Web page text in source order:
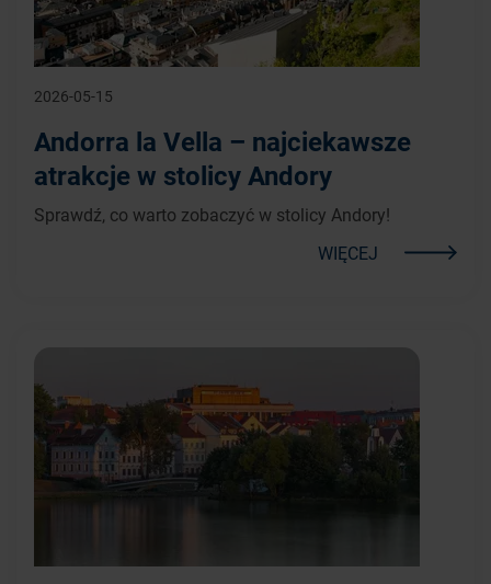
2026-05-15
Andorra la Vella – najciekawsze
atrakcje w stolicy Andory
Sprawdź, co warto zobaczyć w stolicy Andory!
WIĘCEJ